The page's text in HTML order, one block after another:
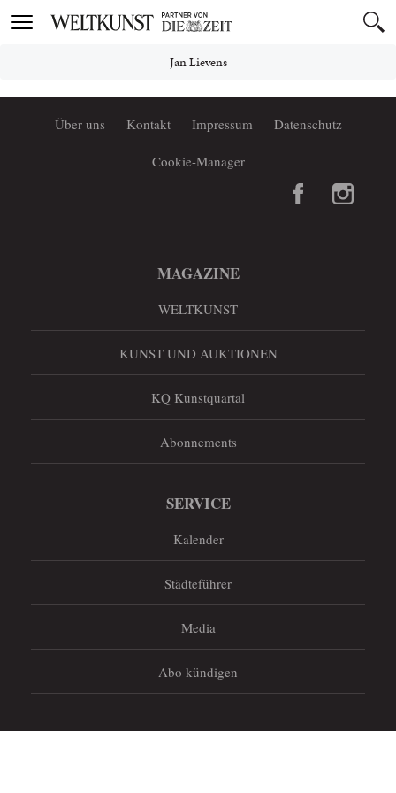
Toggle
Jan Lievens
Über uns Kontakt Impressum Datenschutz
Cookie-Manager
MAGAZINE
WELTKUNST
KUNST UND AUKTIONEN
KQ Kunstquartal
Abonnements
SERVICE
Kalender
Städteführer
Media
Abo kündigen